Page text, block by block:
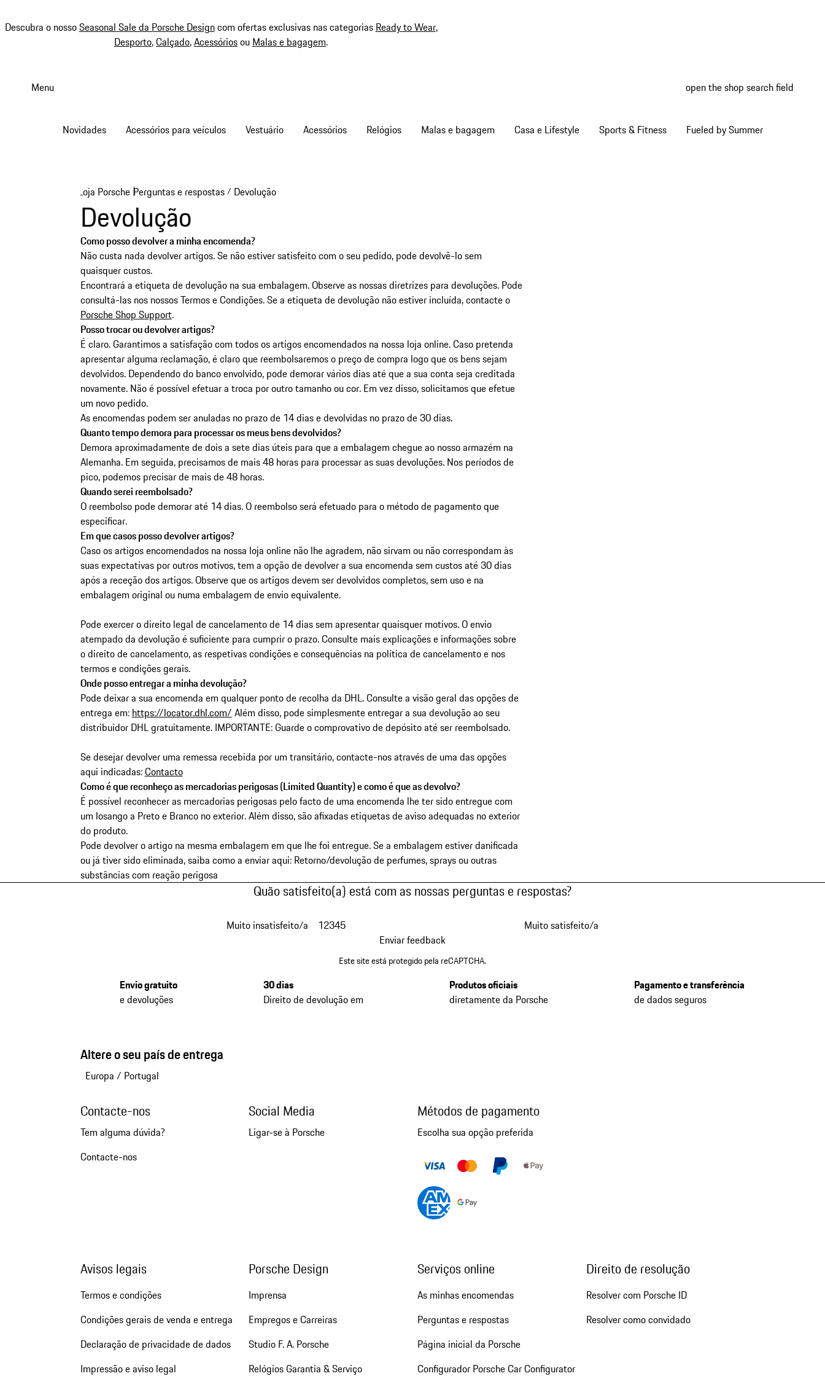
Descubra o nossoSeasonal Sale da Porsche Designcom ofertas exclusivas nas categorias Ready to Wear,
Desporto,Calçado,Acessóriosou Malas e bagagem.
conteúdoMenu open the shop search field
Novidades Acessórios para veículos Vestuário Acessórios Relógios Malas e bagagem Casa e Lifestyle Sports & Fitness Fueled by Summer
Loja Porsche |Perguntas e respostas / Devolução
Devolução
Como posso devolver a minha encomenda?
Não custa nada devolver artigos. Se não estiver satisfeito com o seu pedido, pode devolvê-lo sem
quaisquer custos.
Encontrará a etiqueta de devolução na sua embalagem. Observe as nossas diretrizes para devoluções. Pode
consultá-las nos nossos Termos e Condições. Se a etiqueta de devolução não estiver incluída, contacte o
Porsche Shop Support.
Posso trocar ou devolver artigos?
É claro. Garantimos a satisfação com todos os artigos encomendados na nossa loja online. Caso pretenda
apresentar alguma reclamação, é claro que reembolsaremos o preço de compra logo que os bens sejam
devolvidos. Dependendo do banco envolvido, pode demorar vários dias até que a sua conta seja creditada
novamente. Não é possível efetuar a troca por outro tamanho ou cor. Em vez disso, solicitamos que efetue
um novo pedido.
As encomendas podem ser anuladas no prazo de 14 dias e devolvidas no prazo de 30 dias.
Quanto tempo demora para processar os meus bens devolvidos?
Demora aproximadamente de dois a sete dias úteis para que a embalagem chegue ao nosso armazém na
Alemanha. Em seguida, precisamos de mais 48 horas para processar as suas devoluções. Nos períodos de
pico, podemos precisar de mais de 48 horas.
Quando serei reembolsado?
O reembolso pode demorar até 14 dias. O reembolso será efetuado para o método de pagamento que
especificar.
Em que casos posso devolver artigos?
Caso os artigos encomendados na nossa loja online não lhe agradem, não sirvam ou não correspondam às
suas expectativas por outros motivos, tem a opção de devolver a sua encomenda sem custos até 30 dias
após a receção dos artigos.Observe que os artigos devem ser devolvidos completos, sem uso e na
embalagem original ou numa embalagem de envio equivalente.
Pode exercer o direito legal de cancelamento de 14 dias sem apresentar quaisquer motivos. O envio
atempado da devolução é suficiente para cumprir o prazo. Consulte mais explicações e informações sobre
o direito de cancelamento, as respetivas condições e consequências na política de cancelamento e nos
termos e condições gerais.
Onde posso entregar a minha devolução?
Pode deixar a sua encomenda em qualquer ponto de recolha da DHL. Consulte a visão geral das opções de
entrega em: https://locator.dhl.com/ Além disso, pode simplesmente entregar a sua devolução ao seu
distribuidor DHL gratuitamente. IMPORTANTE: Guarde o comprovativo de depósito até ser reembolsado.
Se desejar devolver uma remessa recebida por um transitário, contacte-nos através de uma das opções
aqui indicadas:Contacto
Como é que reconheço as mercadorias perigosas (Limited Quantity) e como é que as devolvo?
É possível reconhecer as mercadorias perigosas pelo facto de uma encomenda lhe ter sido entregue com
um losango a Preto e Branco no exterior. Além disso, são afixadas etiquetas de aviso adequadas no exterior
do produto.
Pode devolver o artigo na mesma embalagem em que lhe foi entregue. Se a embalagem estiver danificada
ou já tiver sido eliminada, saiba como a enviar aqui: Retorno/devolução de perfumes, sprays ou outras
substâncias com reação perigosa
Quão satisfeito(a) está com as nossas perguntas e respostas?
Muito insatisfeito/a 12345
Muito satisfeito/a
Enviar feedback
Este site está protegido pela reCAPTCHA.
Envio gratuito
e devoluções
30 dias
Direito de devolução em
Produtos oficiais
diretamente da Porsche
Pagamento e transferência
de dados seguros
Altere o seu país de entrega
Europa / Portugal
Contacte-nos
Tem alguma dúvida?
Contacte-nos
Social Media
Ligar-se à Porsche
Métodos de pagamento
Escolha sua opção preferida
Avisos legais
Termos e condições
Condições gerais de venda e entrega
Declaração de privacidade de dados
Impressão e aviso legal
Porsche Design
Imprensa
Empregos e Carreiras
Studio F. A. Porsche
Relógios Garantia & Serviço
Serviços online
As minhas encomendas
Perguntas e respostas
Página inicial da Porsche
Configurador Porsche Car Configurator
Direito de resolução
Resolver com Porsche ID
Resolver como convidado